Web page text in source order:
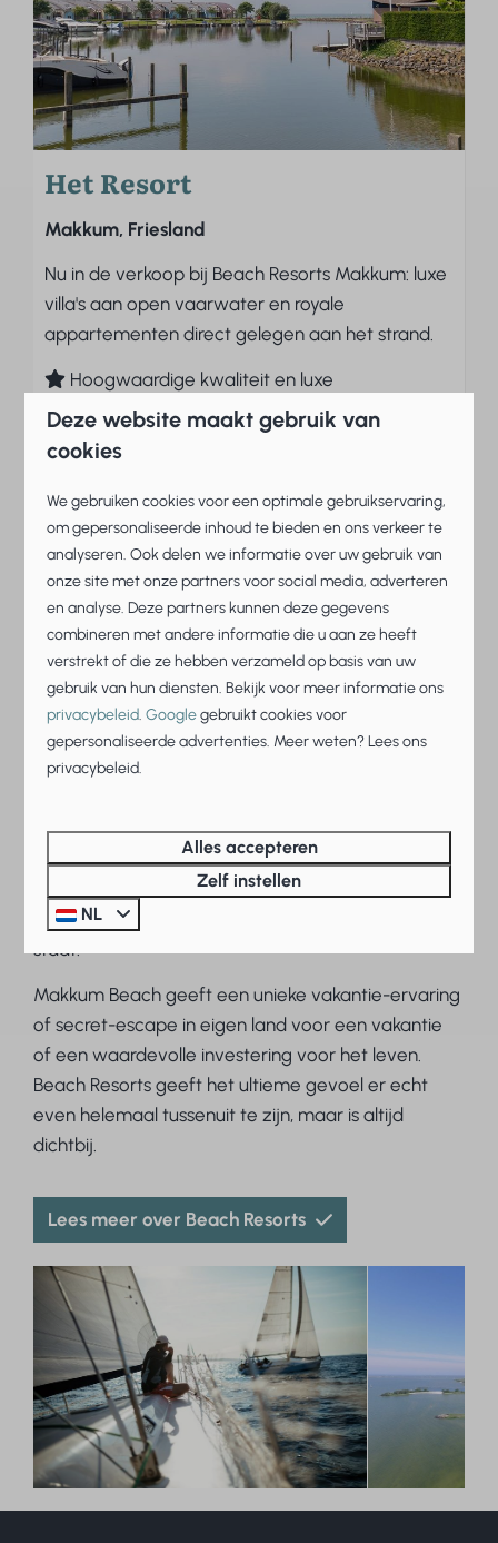
Het Resort
Makkum, Friesland
Nu in de verkoop bij Beach Resorts Makkum: luxe
villa's aan open vaarwater en royale
appartementen direct gelegen aan het strand.
Hoogwaardige kwaliteit en luxe
Traditioneel en duurzaam gebouwde huizen
Ideaal voor watersportliefhebbers
Ontdek het resort
Meer over Beach Resorts
Ons resort geeft iedereen het gevoel er
daadwerkelijk opuit te zijn, met familie
of vrienden, in een unieke vakantiesetting. Naast de
exploitatie van de parken zijn wij specialist in het
vakantieresorts en accommodaties zoals hotels,
appartementen en kwalitatieve luxe vakantievilla’s.
De resorts zijn en worden duurzaam ontwikkeld,
waarbij altijd de verbinding met water centraal
staat.
Makkum Beach geeft een unieke vakantie-ervaring
of secret-escape in eigen land voor een vakantie
of een waardevolle investering voor het leven.
Beach Resorts geeft het ultieme gevoel er echt
even helemaal tussenuit te zijn, maar is altijd
dichtbij.
Lees meer over Beach Resorts
Deze website maakt gebruik van
cookies
We gebruiken cookies voor een optimale gebruikservaring,
om gepersonaliseerde inhoud te bieden en ons verkeer te
analyseren. Ook delen we informatie over uw gebruik van
onze site met onze partners voor social media, adverteren
en analyse. Deze partners kunnen deze gegevens
combineren met andere informatie die u aan ze heeft
verstrekt of die ze hebben verzameld op basis van uw
gebruik van hun diensten. Bekijk voor meer informatie ons
privacybeleid.Googlegebruikt cookies voor
gepersonaliseerde advertenties. Meer weten? Lees ons
privacybeleid.
Alles accepteren
Zelf instellen
NL